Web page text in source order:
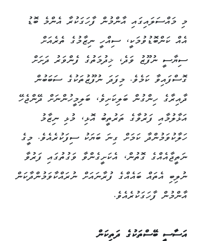
މި މައްސަލައިގައި އާންމުން ފާހަގަކުރާ އެންމެ ބޮޑު
އެއް ކަންބޮޑުވުމަކީ، ސިއްހީ ނިޒާމުގެ ތެރެއަށް
ސިޔާސީ ނުފޫޒު ވަދެ، ޚިދުމަތުގެ ފެންވަރު ދަށަށް
ގޮސްފައިވާ ކަމެވެ. މިފަދަ ނުފޫޒުތަކުގެ ސަބަބުން
ދާއިރާގެ ހިންގުން ބަލިކަށިވެ، ބަލިމީހުންނަށް ދޭންޖެހޭ
އަޅާލުމާއި ފަރުވާގެ ތަރުތީބު އޮޅި، މުޅި ނިޒާމު
ހަލާކުވަމުންދާ ކަމަށް ގިނަ ބަޔަކު ސިފަކުރެއެވެ. މީގެ
ނަތީޖާއެއްގެ ގޮތުން، އެކަށީގެންވާ ވަގުތުގައި ފަރުވާ
ނުލިބި އެތައް ބައެއްގެ ފުރާނައަށް ނުރައްކާވަމުންދާކަން
އާންމުން ފާހަގަކުރެއެވެ.
އަސާސީ ބޭސްތަކުގެ ދަތިކަން